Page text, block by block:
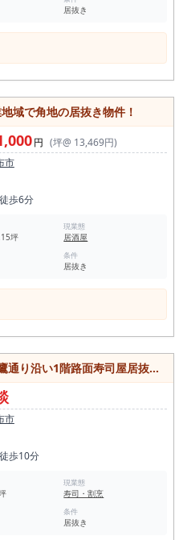
居抜き
域で角地の居抜き物件！
円 (坪@ 13,469円)
市
徒歩6分
坪
現業態
居酒屋
条件
居抜き
沿い1階路面寿司屋居抜き店舗！
市
徒歩10分
現業態
寿司・割烹
条件
居抜き